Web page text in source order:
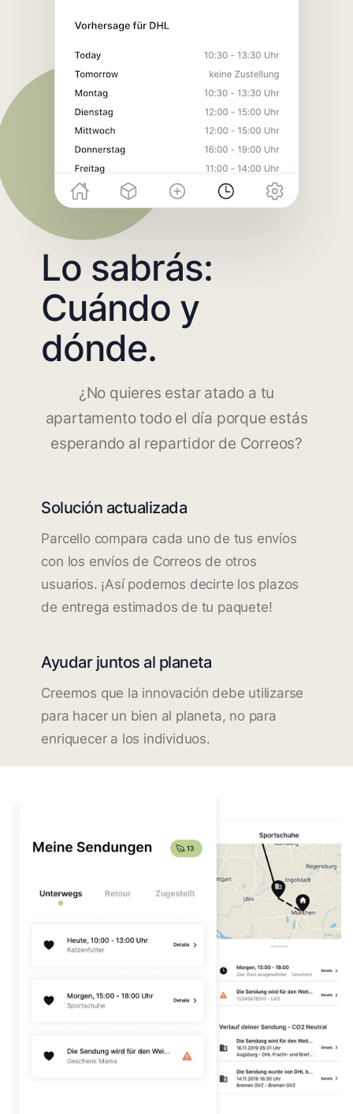
Lo sabrás:
Cuándo y
dónde.
¿No quieres estar atado a tu
apartamento todo el día porque estás
esperando al repartidor de Correos?
Solución actualizada
Parcello compara cada uno de tus envíos
con los envíos de Correos de otros
usuarios. ¡Así podemos decirte los plazos
de entrega estimados de tu paquete!
Ayudar juntos al planeta
Creemos que la innovación debe utilizarse
para hacer un bien al planeta, no para
enriquecer a los individuos.